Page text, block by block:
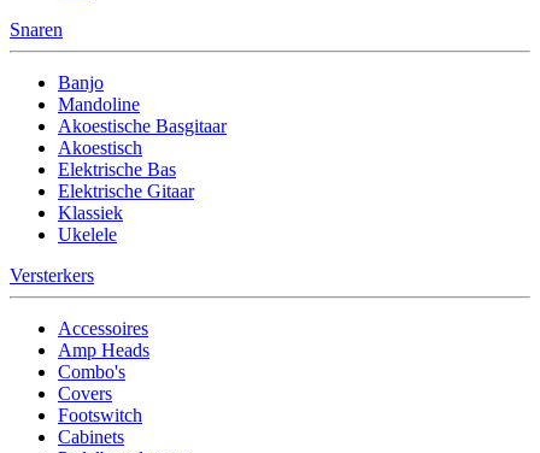
Snaren
Banjo
Mandoline
Akoestische Basgitaar
Akoestisch
Elektrische Bas
Elektrische Gitaar
Klassiek
Ukelele
Versterkers
Accessoires
Amp Heads
Combo's
Covers
Footswitch
Cabinets